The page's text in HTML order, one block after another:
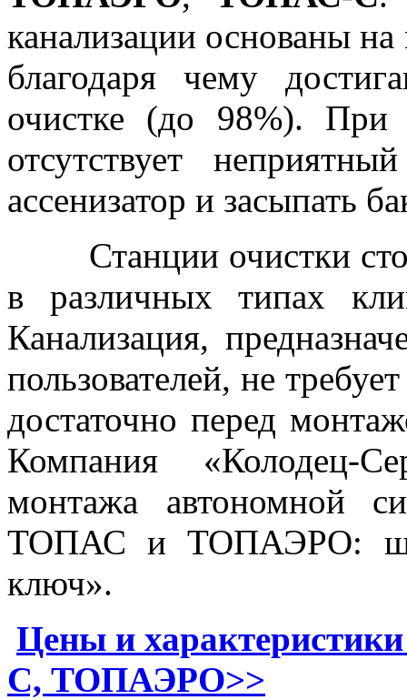
канализации основаны
благодаря чему
очистке (до 98%). При
отсутствует
ассенизатор и засыпать
Станции очистки
в различных типах
Канализация,
пользователей, не
достаточно перед
Компания «Колодец-
монтажа автономной
ТОПАС и ТОПАЭРО:
ключ».
Цены и
С, ТОПАЭРО>>